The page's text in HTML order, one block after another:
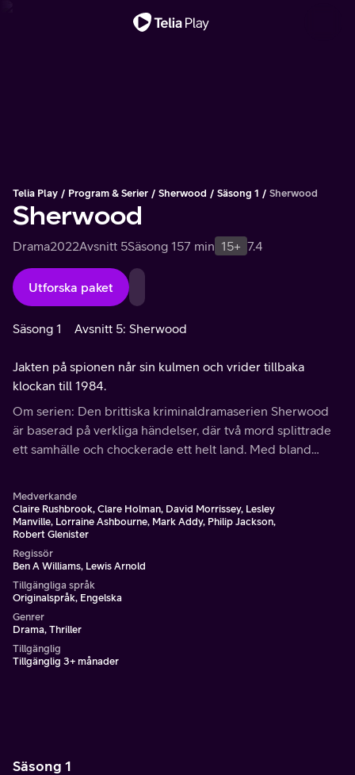
Telia Play Program & Serier Sherwood Säsong 1 Sherwood
Sherwood
Drama2022Avsnitt 5Säsong 157 min 15+ 7.4
Utforska paket
Säsong 1 Avsnitt 5: Sherwood
Jakten på spionen når sin kulmen och vrider tillbaka
klockan till 1984.
Om serien: Den brittiska kriminaldramaserien Sherwood
är baserad på verkliga händelser, där två mord splittrade
ett samhälle och chockerade ett helt land. Med bland
Medverkande
Claire Rushbrook, Clare Holman, David Morrissey, Lesley
Manville, Lorraine Ashbourne, Mark Addy, Philip Jackson,
Robert Glenister
Regissör
Ben A Williams, Lewis Arnold
Tillgängliga språk
Originalspråk, Engelska
Genrer
Drama, Thriller
Tillgänglig
Tillgänglig 3+ månader
Säsong 1